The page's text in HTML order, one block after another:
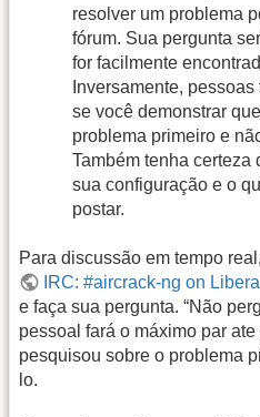
resolver um problema
fórum. Sua pergunta
for facilmente
Inversamente,
se você demonstrar
problema primeiro e
Também tenha certeza
sua configuração e o
postar.
Para discussão em tempo
IRC: #aircrack-ng on
e faça sua pergunta. “Não
pessoal fará o máximo par
pesquisou sobre o problema
lo.